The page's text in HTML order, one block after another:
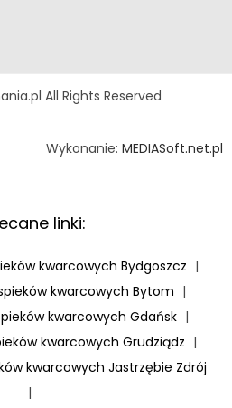
All Rights Reserved
Wykonanie: MEDIASoft.net.pl
linki:
kwarcowych Bydgoszcz |
kwarcowych Bytom |
kwarcowych Gdańsk |
kwarcowych Grudziądz |
kwarcowych Jastrzębie Zdrój
|